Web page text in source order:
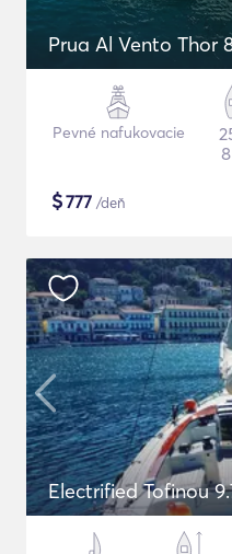
Prua Al Vento Thor
Pevné nafukovacie
$777 /deň
Electrified Tofinou